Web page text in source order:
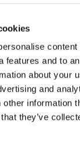
content
features and to
about your
and
information
they’ve
svenska
Kulturrådet och